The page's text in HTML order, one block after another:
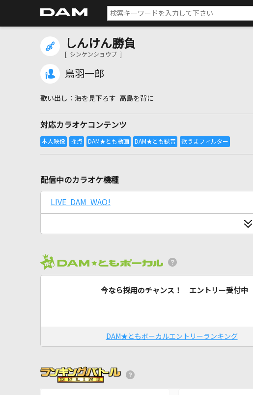
しんけん勝負
[ シンケンショウブ ]
鳥羽一郎
海を見下ろす 高島を背に
対応カラオケコンテンツ
配信中のカラオケ機種
LIVE DAM WAO!
今なら採用のチャンス！ エントリー受付中
DAM★ともボーカルエントリーランキング